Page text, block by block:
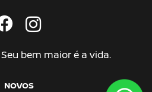
Seu bem maior é a vida.
NOVOS